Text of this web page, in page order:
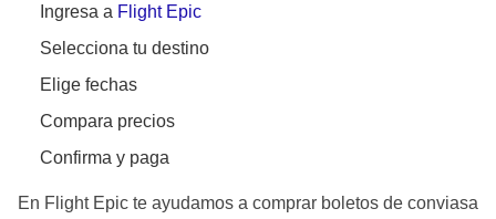
Ingresa a Flight Epic
Selecciona tu destino
Elige fechas
Compara precios
Confirma y paga
En Flight Epic te ayudamos a comprar boletos de conviasa